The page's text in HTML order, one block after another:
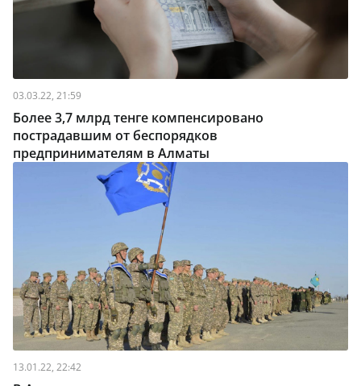
03.03.22, 21:59
Более 3,7 млрд тенге компенсировано
пострадавшим от беспорядков
предпринимателям в Алматы
13.01.22, 22:42